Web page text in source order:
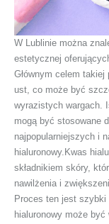
W Lublinie można
estetycznej
Głównym celem
ust, co może być
wyrazistych wargach.
mogą być stosowane
najpopularniejszych i
hialuronowy.Kwas
składnikiem skóry,
nawilżenia i
Proces ten jest
hialuronowy może być